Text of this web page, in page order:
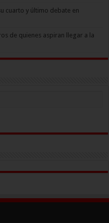
cuarto y último debate en
de quienes aspiran llegar a la